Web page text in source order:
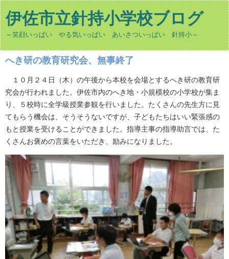
伊佐市立針持小学校ブログ
～笑顔いっぱい やる気いっぱい あいさついっぱい 針持小～
へき研の教育研究会、無事終了
１０月２４日（木）の午後から本校を会場とするへき研の教育研
究会が行われました。伊佐市内のへき地・小規模校の小学校が集ま
り、５校時に全学級授業参観を行いました。たくさんの先生方に見
てもらう機会は、そうそうないですが、子どもたちはいい緊張感の
もと授業を受けることができました。指導主事の指導助言では、た
くさんお褒めの言葉をいただき、励みになりました。